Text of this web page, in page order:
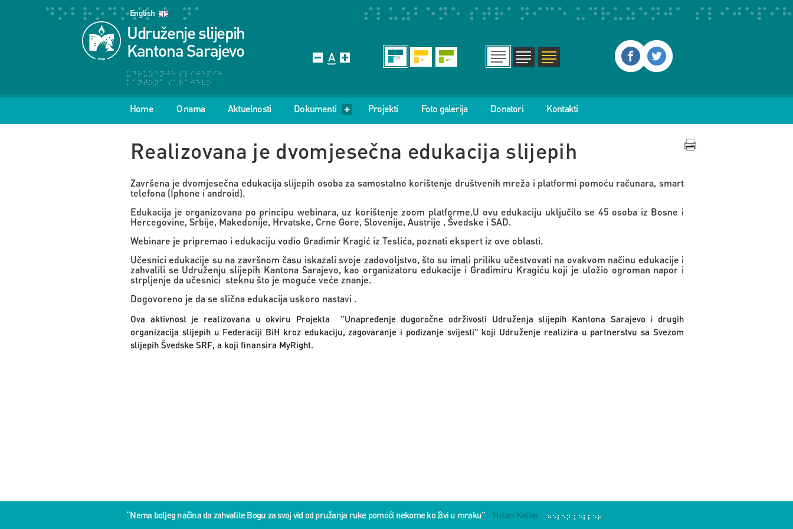
English
Udruženje slijepih
Kantona Sarajevo
Home O nama Aktuelnosti Dokumenti Projekti Foto galerija Donatori Kontakti
Realizovana je dvomjesečna edukacija slijepih
Završena je dvomjesečna edukacija slijepih osoba za samostalno korištenje društvenih mreža i platformi pomoću računara, smart
telefona (Iphone i android).
Edukacija je organizovana po principu webinara, uz korištenje zoom platforme.U ovu edukaciju uključilo se 45 osoba iz Bosne i
Hercegovine, Srbije, Makedonije, Hrvatske, Crne Gore, Slovenije, Austrije , Švedske i SAD.
Webinare je pripremao i edukaciju vodio Gradimir Kragić iz Teslića, poznati ekspert iz ove oblasti.
Učesnici edukacije su na završnom času iskazali svoje zadovoljstvo, što su imali priliku učestvovati na ovakvom načinu edukacije i
zahvalili se Udruženju slijepih Kantona Sarajevo, kao organizatoru edukacije i Gradimiru Kragiću koji je uložio ogroman napor i
strpljenje da učesnici steknu što je moguće veće znanje.
Dogovoreno je da se slična edukacija uskoro nastavi .
Ova aktivnost je realizovana u okviru Projekta "Unapređenje dugoročne održivosti Udruženja slijepih Kantona Sarajevo i drugih
organizacija slijepih u Federaciji BiH kroz edukaciju, zagovaranje i podizanje svijesti" koji Udruženje realizira u partnerstvu sa Svezom
slijepih Švedske SRF, a koji finansira MyRight.
“Nema boljeg načina da zahvalite Bogu za svoj vid od pružanja ruke pomoći nekome ko živi u mraku” Helen Keller